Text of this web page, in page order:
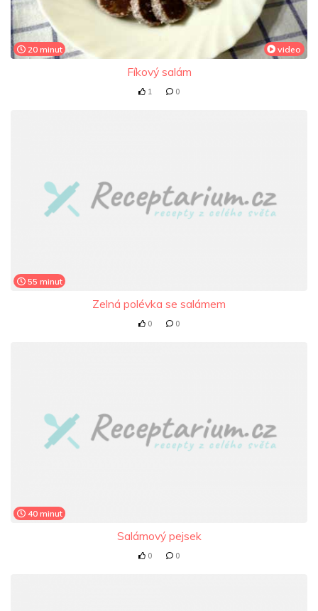
20 minut video
Fíkový salám
1 0
55 minut
Zelná polévka se salámem
0 0
40 minut
Salámový pejsek
0 0